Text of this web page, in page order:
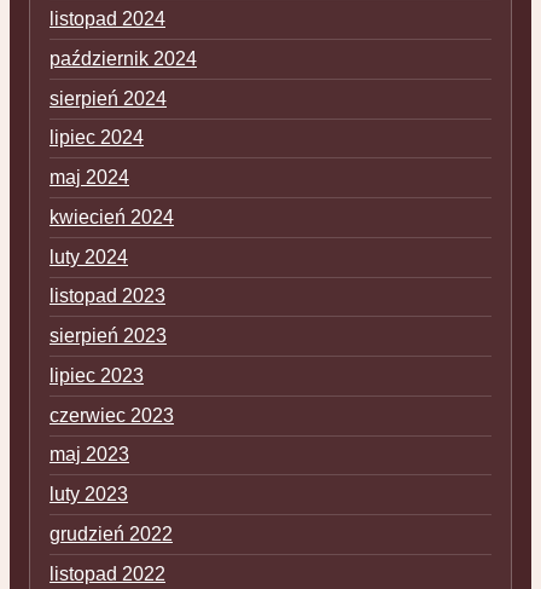
listopad 2024
październik 2024
sierpień 2024
lipiec 2024
maj 2024
kwiecień 2024
luty 2024
listopad 2023
sierpień 2023
lipiec 2023
czerwiec 2023
maj 2023
luty 2023
grudzień 2022
listopad 2022